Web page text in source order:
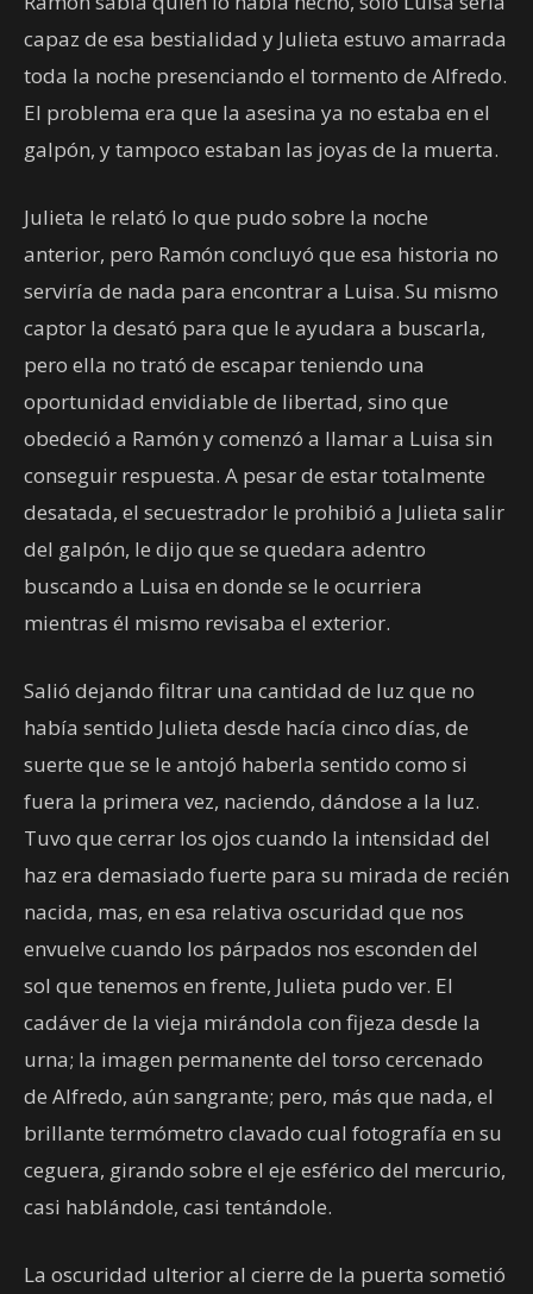
capaz de esa bestialidad y Julieta estuvo amarrada
toda la noche presenciando el tormento de Alfredo.
El problema era que la asesina ya no estaba en el
galpón, y tampoco estaban las joyas de la muerta.
Julieta le relató lo que pudo sobre la noche
anterior, pero Ramón concluyó que esa historia no
serviría de nada para encontrar a Luisa. Su mismo
captor la desató para que le ayudara a buscarla,
pero ella no trató de escapar teniendo una
oportunidad envidiable de libertad, sino que
obedeció a Ramón y comenzó a llamar a Luisa sin
conseguir respuesta. A pesar de estar totalmente
desatada, el secuestrador le prohibió a Julieta salir
del galpón, le dijo que se quedara adentro
buscando a Luisa en donde se le ocurriera
mientras él mismo revisaba el exterior.
Salió dejando filtrar una cantidad de luz que no
había sentido Julieta desde hacía cinco días, de
suerte que se le antojó haberla sentido como si
fuera la primera vez, naciendo, dándose a la luz.
Tuvo que cerrar los ojos cuando la intensidad del
haz era demasiado fuerte para su mirada de recién
nacida, mas, en esa relativa oscuridad que nos
envuelve cuando los párpados nos esconden del
sol que tenemos en frente, Julieta pudo ver. El
cadáver de la vieja mirándola con fijeza desde la
urna; la imagen permanente del torso cercenado
de Alfredo, aún sangrante; pero, más que nada, el
brillante termómetro clavado cual fotografía en su
ceguera, girando sobre el eje esférico del mercurio,
casi hablándole, casi tentándole.
La oscuridad ulterior al cierre de la puerta sometió